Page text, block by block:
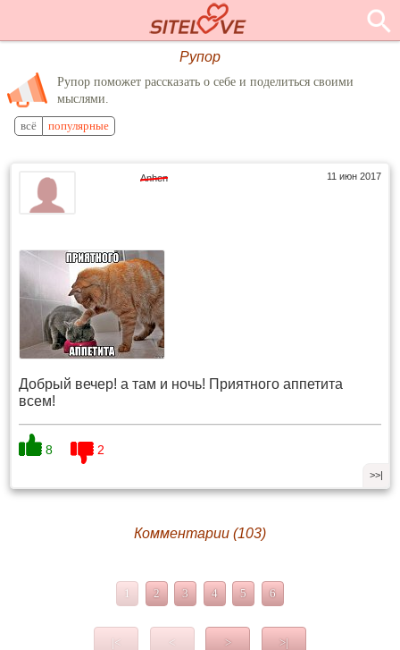
Рупор
Рупор поможет рассказать о себе и поделиться своими
мыслями.
всё популярные
11 июн 2017
Anhen
Добрый вечер! а там и ночь! Приятного аппетита
всем!
8 2
>>|
Комментарии (103)
1 2 3 4 5 6
|< < > >|